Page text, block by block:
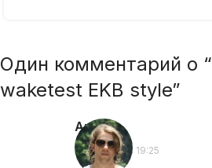
Один комментарий о “
waketest EKB style”
Антон:
23.04.2014 в 19:25